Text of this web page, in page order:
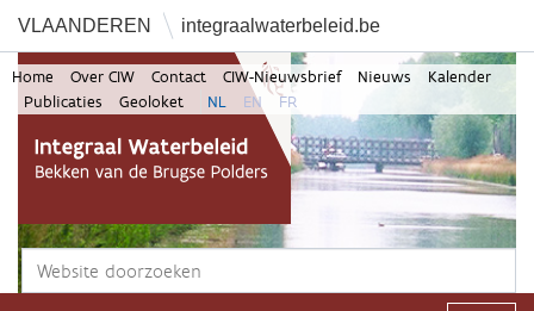
VLAANDEREN integraalwaterbeleid.be
Zoek
Home Over CIW Contact CIW-Nieuwsbrief Nieuws
Kalender
Publicaties
Geoloket NL EN FR